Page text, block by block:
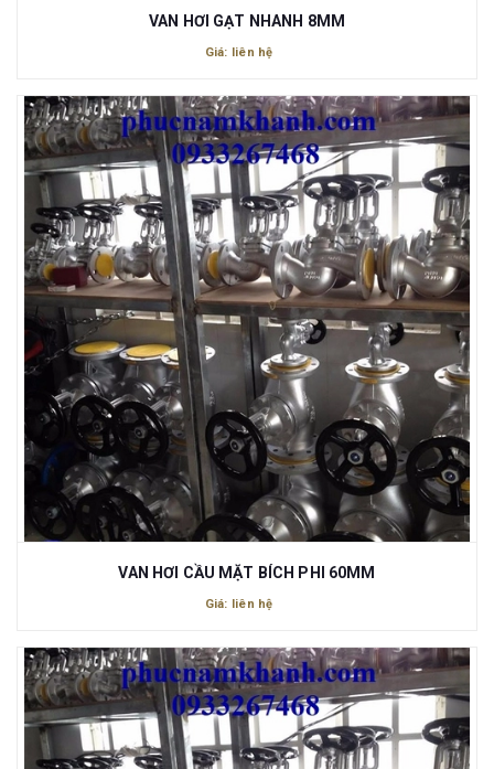
VAN HƠI GẠT NHANH 8MM
Giá: liên hệ
VAN HƠI CẦU MẶT BÍCH PHI 60MM
Giá: liên hệ